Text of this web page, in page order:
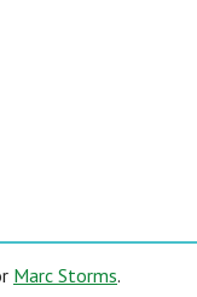
Marc Storms.